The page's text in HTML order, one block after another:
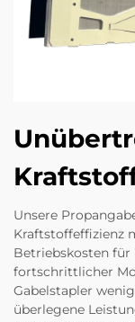
Unsere
Kraftstoffeffizienz
Betriebskosten für
fortschrittlicher
Gabelstapler
überlegene